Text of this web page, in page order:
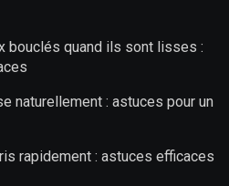
bouclés quand ils sont lisses :
naturellement : astuces pour un
rapidement : astuces efficaces